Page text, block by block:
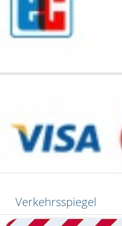
Verkehrsspiegel